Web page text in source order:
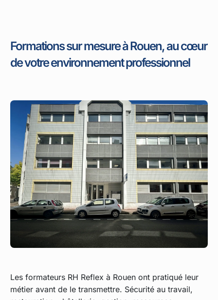
Formations sur mesure à Rouen, au cœur
de votre environnement professionnel
Les formateurs RH Reflex à Rouen ont pratiqué leur
métier avant de le transmettre. Sécurité au travail,